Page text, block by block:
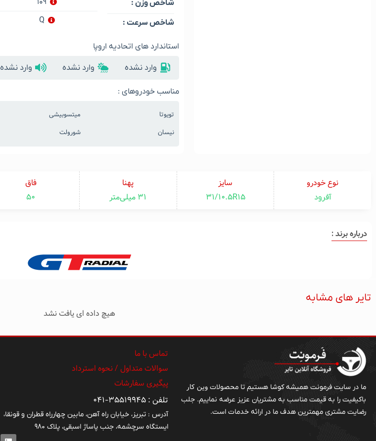
شاخص وزن :
شاخص سرعت :
۱۰۹
Q
استاندارد های اتحادیه اروپا
وارد نشده وارد نشده وارد نشده
مناسب خودروهای :
تویوتا
میتسوبیشی
نیسان
شورولت
نوع خودرو
آفرود
سایز
31/10.5R15
پهنا
۳۱ میلی‌متر
فاق
۵۰
درباره برند :
تایر های مشابه
هیچ داده ای یافت نشد
ما در سایت فرمونت همیشه کوشا هستیم تا محصولات وین کار
باکیفیت را به قیمت مناسب به مشتریان عزیز عرضه نماییم. جلب
رضایت مشتری مهمترین هدف ما در ارائه خدمات است.
تماس با ما
سوالات متداول / نحوه استرداد
پیگیری سفارشات
تلفن : ۳۵۵۱۹۹۴۵-۰۴۱
آدرس : تبریز، خیابان راه آهن، مابین چهارراه قطران و قونقا،
ایستگاه سرچشمه، جنب پاساژ اسبقی، پلاک ۹۸۰